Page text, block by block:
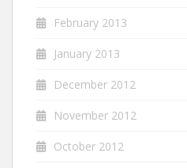
February 2013
January 2013
December 2012
November 2012
October 2012